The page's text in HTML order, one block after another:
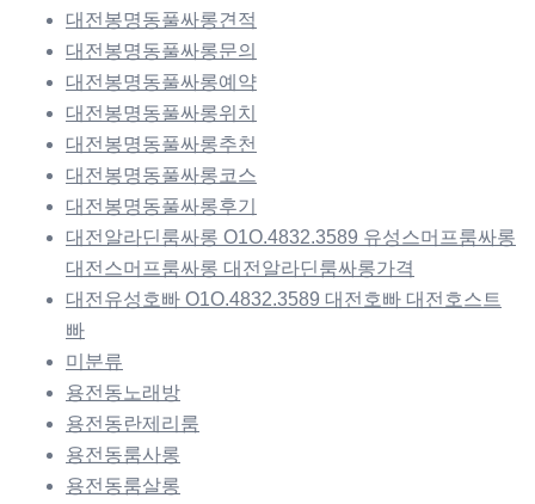
대전봉명동풀싸롱견적
대전봉명동풀싸롱문의
대전봉명동풀싸롱예약
대전봉명동풀싸롱위치
대전봉명동풀싸롱추천
대전봉명동풀싸롱코스
대전봉명동풀싸롱후기
대전알라딘룸싸롱 O1O.4832.3589 유성스머프룸싸롱
대전스머프룸싸롱 대전알라딘룸싸롱가격
대전유성호빠 O1O.4832.3589 대전호빠 대전호스트
빠
미분류
용전동노래방
용전동란제리룸
용전동룸사롱
용전동룸살롱